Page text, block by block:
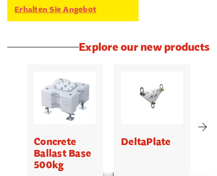
Erhalten Sie Angebot
Explore our new products
Concrete
Ballast Base
500kg
DeltaPlate